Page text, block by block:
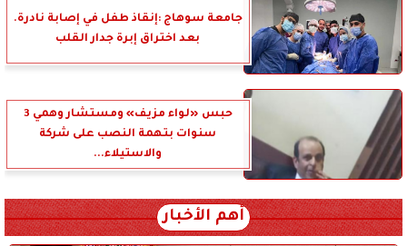
جامعة سوهاج :إنقاذ طفل في إصابة نادرة.
بعد اختراق إبرة جدار القلب
حبس «لواء مزيف» ومستشار وهمي 3
سنوات بتهمة النصب على شركة
والاستيلاء...
أهم الأخبار